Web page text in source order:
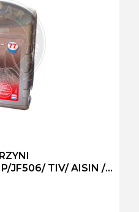
JF506/ TIV/ AISIN /